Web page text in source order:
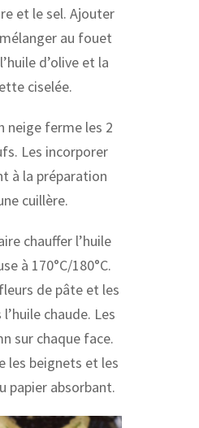
et le sel. Ajouter
au fouet
d’olive et la
ciselée.
neige ferme les 2
Les incorporer
à la préparation
cuillère.
chauffer l’huile
à 170°C/180°C.
fleurs de pâte et les
chaude. Les
sur chaque face.
les beignets et les
papier absorbant.